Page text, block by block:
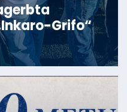
Grifo“